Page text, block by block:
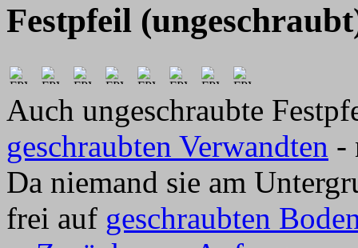
Festpfeil
Auch ungeschraubte
geschraubten Verwandten -
Da niemand sie am
frei auf geschraubten